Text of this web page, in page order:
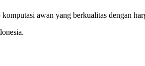
awan yang berkualitas dengan